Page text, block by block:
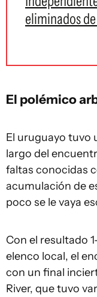
eliminados
El polémico
El uruguayo tuvo
largo del
faltas conocidas
acumulación de
poco se le vaya
Con el resultado
elenco local, el
con un final
River, que tuvo